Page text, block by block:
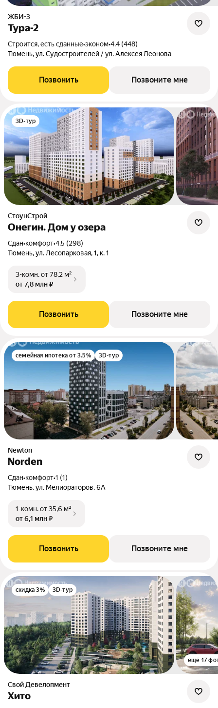
ЖБИ-3
Тура-2
Строится, есть сданные•эконом•4.4 (448)
Тюмень, ул. Судостроителей / ул. Алексея Леонова
Позвонить Позвоните мне
3D-тур
СтоунСтрой
Онегин. Дом у озера
Сдан•комфорт•4.5 (298)
Тюмень, ул. Лесопарковая, 1, к. 1
3-комн.от 78,2 м²
от 7,8 млн ₽
Позвонить Позвоните мне
семейная ипотека от 3.5% 3D-тур
newton
Norden
Сдан•комфорт•1 (1)
Тюмень, ул. Мелиораторов, 6А
1-комн.от 35,6 м²
от 6,1 млн ₽
Позвонить Позвоните мне
скидка 3% 3D-тур
ещё 17
Свой Девелопмент
Хито